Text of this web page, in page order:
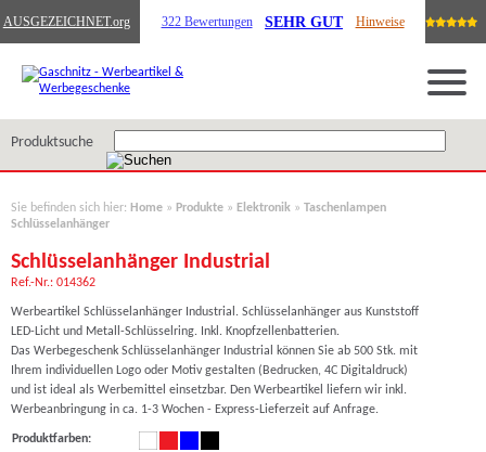
AUSGEZEICHNET.org 322 Bewertungen SEHR GUT Hinweise
Produktsuche
Sie befinden sich hier: Home » Produkte » Elektronik » Taschenlampen
Schlüsselanhänger
Schlüsselanhänger Industrial
Ref.-Nr.: 014362
Werbeartikel Schlüsselanhänger Industrial. Schlüsselanhänger aus Kunststoff
LED-Licht und Metall-Schlüsselring. Inkl. Knopfzellenbatterien.
Das Werbegeschenk Schlüsselanhänger Industrial können Sie ab 500 Stk. mit
Ihrem individuellen Logo oder Motiv gestalten (Bedrucken, 4C Digitaldruck)
und ist ideal als Werbemittel einsetzbar. Den Werbeartikel liefern wir inkl.
Werbeanbringung in ca. 1-3 Wochen - Express-Lieferzeit auf Anfrage.
Produktfarben: